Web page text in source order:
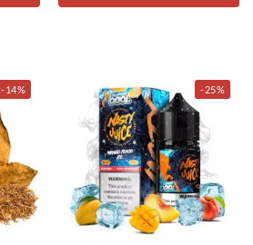
-25%
-14%